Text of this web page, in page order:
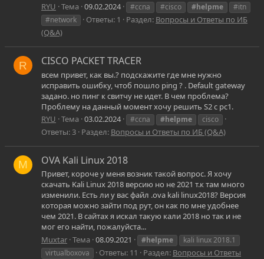
RYU Тема 09.02.2024 #ccna #cisco #helpme
#itn
#network
Ответы: 1 Раздел: Вопросы и Ответы по ИБ
(Q&A)
R CISCO PACKET TRACER
всем привет, как вы.? подскажите где мне нужно
исправить ошибку, чтоб пошло ping ? . Default gateway
задано. но пинг к свитчу не идет. В чем проблема?
Проблему на данный момент хочу решить S2 c pc1.
RYU Тема 03.02.2024 #ccna #helpme cisco
Ответы: 3 Раздел: Вопросы и Ответы по ИБ (Q&A)
M OVA Kali Linux 2018
Привет, короче у меня возник такой вопрос. Я хочу
скачать Kali Linux 2018 версию но не 2021 т.к там много
изменили. Есть ли у вас файл .ova kali linux2018? Версия
которая можно зайти под рут, он как по мне удобнее
чем 2021. В сайтах я искал такую кали 2018 но так и не
мог его найти, пожалуйста...
Muxtar Тема 08.09.2021 #helpme
kali linux 2018.1
virtualboxova
Ответы: 11 Раздел: Вопросы и Ответы